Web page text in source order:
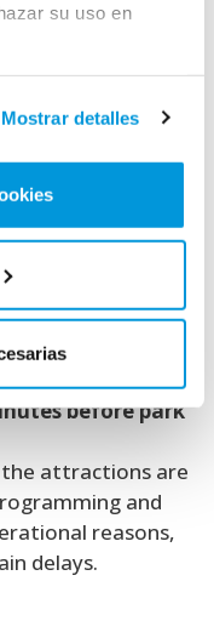
su uso en
Mostrar detalles
to change dates
as internal
restrictions on
:
before park
attractions are
and
reasons,
delays.